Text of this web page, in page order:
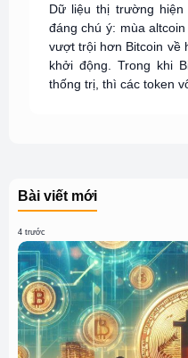
Dữ liệu thị trường
đáng chú ý: mùa
vượt trội hơn Bitcoin về
khởi động. Trong khi
thống trị, thì các token
Bài viết mới
4 trước